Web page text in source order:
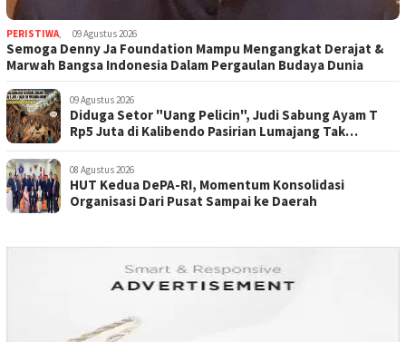
PERISTIWA, 09 Agustus 2026
Semoga Denny Ja Foundation Mampu Mengangkat Derajat &
Marwah Bangsa Indonesia Dalam Pergaulan Budaya Dunia
09 Agustus 2026
Diduga Setor "Uang Pelicin", Judi Sabung Ayam T
Rp5 Juta di Kalibendo Pasirian Lumajang Tak
08 Agustus 2026
HUT Kedua DePA-RI, Momentum Konsolidasi
Organisasi Dari Pusat Sampai ke Daerah